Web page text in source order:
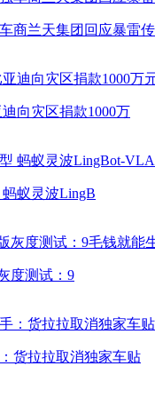
商兰天集团回应暴雷
向灾区捐款1000万
蚁灵波LingB
度测试：9
货拉拉取消独家车贴